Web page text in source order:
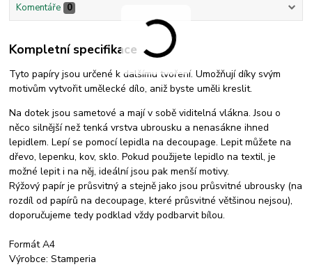
Komentáře 0
Kompletní specifikace
Tyto papíry jsou určené k dalšímu tvoření. Umožňují díky svým
motivům vytvořit umělecké dílo, aniž byste uměli kreslit.
Na dotek jsou sametové a mají v sobě viditelná vlákna. Jsou o
něco silnější než tenká vrstva ubrousku a nenasákne ihned
lepidlem. Lepí se pomocí lepidla na decoupage. Lepit můžete na
dřevo, lepenku, kov, sklo. Pokud použijete lepidlo na textil, je
možné lepit i na něj, ideální jsou pak menší motivy.
Rýžový papír je průsvitný a stejně jako jsou průsvitné ubrousky (na
rozdíl od papírů na decoupage, které průsvitné většinou nejsou),
doporučujeme tedy podklad vždy podbarvit bílou.
Formát A4
Výrobce: Stamperia